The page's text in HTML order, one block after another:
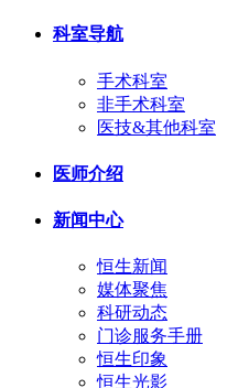
科室导航
手术科室
非手术科室
医技&其他科室
医师介绍
新闻中心
恒生新闻
媒体聚焦
科研动态
门诊服务手册
恒生印象
恒生光影